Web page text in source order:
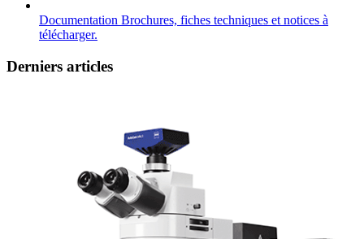
Documentation Brochures, fiches techniques et notices à
télécharger.
Derniers articles